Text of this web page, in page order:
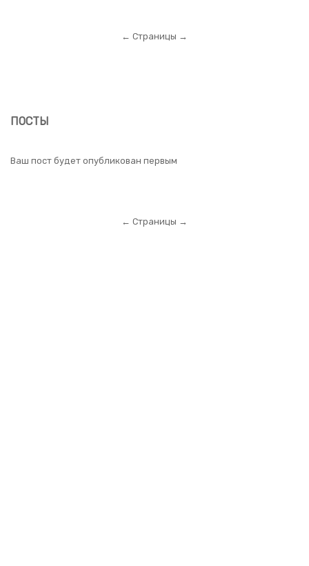
← Страницы →
ПОСТЫ
Ваш пост будет опубликован первым
← Страницы →